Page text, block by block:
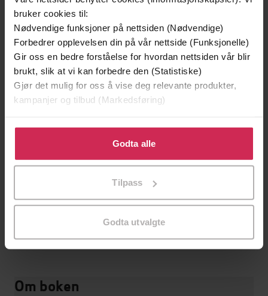
bruker cookies til:
Nødvendige funksjoner på nettsiden (Nødvendige)
Forbedrer opplevelsen din på vår nettside (Funksjonelle)
Gir oss en bedre forståelse for hvordan nettsiden vår blir
brukt, slik at vi kan forbedre den (Statistiske)
Gjør det mulig for oss å vise deg relevante produkter,
kampanjer og tilbud (Markedsføring)
Klikk på «Godta alle» for å gi oss ditt samtykke til å
bruke cookies for alle disse formålene. Du kan også
tilpasse ditt samtykke til spesifikke formål ved å klikke
Godta alle
Tilpass
Godta utvalgte
Stig S. Frøland(forfatter)
Forlag Solum Bokvennen
Utgitt 10.01.2025
Lengde 365sider
Sjanger Historie,Dokumentar og fakta
Format epub
DRM-
beskyttelse
ISBN
Om boken